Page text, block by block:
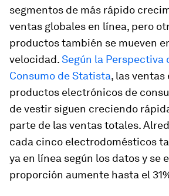
segmentos de más rápido
ventas globales en línea, pero
productos también se mueven
velocidad.Según la Perspectiva
Consumo de Statista, las ventas
productos electrónicos de
de vestir siguen creciendo
parte de las ventas totales.
cada cinco electrodomésticos
ya en línea según los datos y se
proporción aumente hasta el